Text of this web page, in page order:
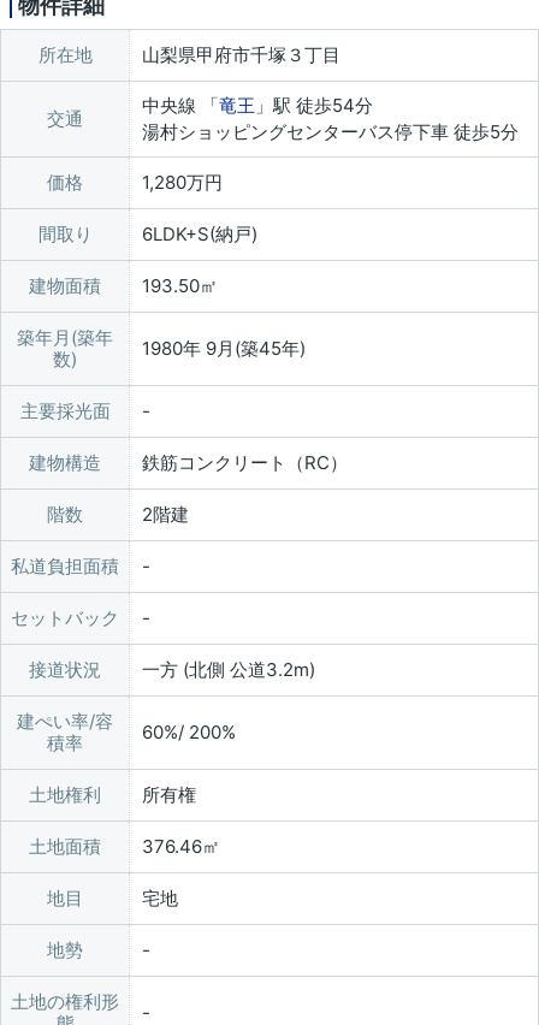
物件詳細
所在地 山梨県甲府市千塚３丁目
交通
中央線 「竜王 」駅 徒歩54分
湯村ショッピングセンターバス停下車 徒歩5分
価格 1,280万円
間取り 6LDK+S(納戸)
建物面積 193.50㎡
築年月(築年
数)
1980年 9月(築45年)
主要採光面
建物構造 鉄筋コンクリート（RC）
階数 2階建
私道負担面積
セットバック
接道状況 一方 (北側 公道3.2m)
建ぺい率/容
積率
60%/ 200%
土地権利 所有権
土地面積 376.46㎡
地目 宅地
地勢
土地の権利形